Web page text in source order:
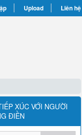
Upload Liên hệ
XÚC VỚI NGƯỜI
ĐIỀN